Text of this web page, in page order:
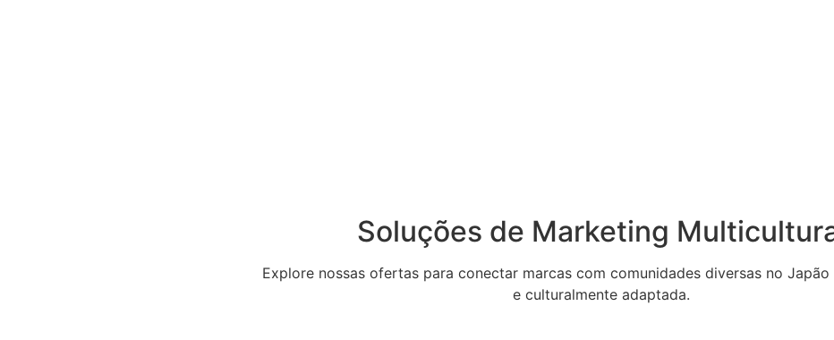
Soluções de Marketing
Explore nossas ofertas para conectar marcas com comunidades diversas no
e culturalmente adaptada.​